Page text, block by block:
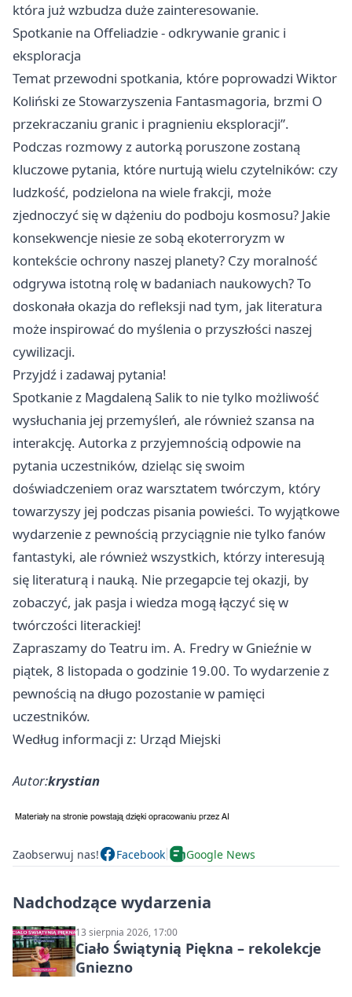
która już wzbudza duże zainteresowanie.
Spotkanie na Offeliadzie - odkrywanie granic i
eksploracja
Temat przewodni spotkania, które poprowadzi Wiktor
Koliński ze Stowarzyszenia Fantasmagoria, brzmi O
przekraczaniu granic i pragnieniu eksploracji”.
Podczas rozmowy z autorką poruszone zostaną
kluczowe pytania, które nurtują wielu czytelników: czy
ludzkość, podzielona na wiele frakcji, może
zjednoczyć się w dążeniu do podboju kosmosu? Jakie
konsekwencje niesie ze sobą ekoterroryzm w
kontekście ochrony naszej planety? Czy moralność
odgrywa istotną rolę w badaniach naukowych? To
doskonała okazja do refleksji nad tym, jak literatura
może inspirować do myślenia o przyszłości naszej
cywilizacji.
Przyjdź i zadawaj pytania!
Spotkanie z Magdaleną Salik to nie tylko możliwość
wysłuchania jej przemyśleń, ale również szansa na
interakcję. Autorka z przyjemnością odpowie na
pytania uczestników, dzieląc się swoim
doświadczeniem oraz warsztatem twórczym, który
towarzyszy jej podczas pisania powieści. To wyjątkowe
wydarzenie z pewnością przyciągnie nie tylko fanów
fantastyki, ale również wszystkich, którzy interesują
się literaturą i nauką. Nie przegapcie tej okazji, by
zobaczyć, jak pasja i wiedza mogą łączyć się w
twórczości literackiej!
Zapraszamy do Teatru im. A. Fredry w Gnieźnie w
piątek, 8 listopada o godzinie 19.00. To wydarzenie z
pewnością na długo pozostanie w pamięci
uczestników.
Według informacji z: Urząd Miejski
Autor:krystian
Zaobserwuj nas! Facebook Google News
Nadchodzące wydarzenia
13 sierpnia 2026, 17:00
Ciało Świątynią Piękna – rekolekcje
Gniezno